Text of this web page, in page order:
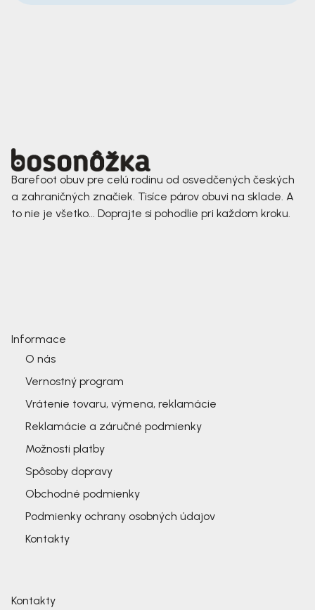
Barefoot obuv pre celú rodinu od osvedčených českých
a zahraničných značiek. Tisíce párov obuvi na sklade. A
to nie je všetko... Doprajte si pohodlie pri každom kroku.
Informace
O nás
Vernostný program
Vrátenie tovaru, výmena, reklamácie
Reklamácie a záručné podmienky
Možnosti platby
Spôsoby dopravy
Obchodné podmienky
Podmienky ochrany osobných údajov
Kontakty
Kontakty